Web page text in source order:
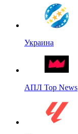
Украина
АПЛ Top News